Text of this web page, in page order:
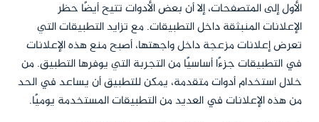
الأول إلى المتصفحات، إلا أن بعض الأدوات تتيح أيضًا حظر
الإعلانات المنبثقة داخل التطبيقات. مع تزايد التطبيقات التي
تعرض إعلانات مزعجة داخل واجهتها، أصبح منع هذه الإعلانات
في التطبيقات جزءًا أساسيًا من التجربة التي يوفرها التطبيق. من
خلال استخدام أدوات متقدمة، يمكن للتطبيق أن يساعد في الحد
من هذه الإعلانات في العديد من التطبيقات المستخدمة يوميًا.